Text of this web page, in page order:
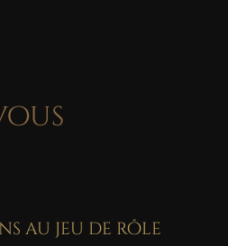
au jeu de rôle